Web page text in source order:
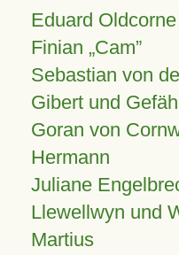
Eduard Oldcorne
Finian Cam
Sebastian von
Gibert und
Goran von
Hermann
Juliane
Llewellwyn und
Martius